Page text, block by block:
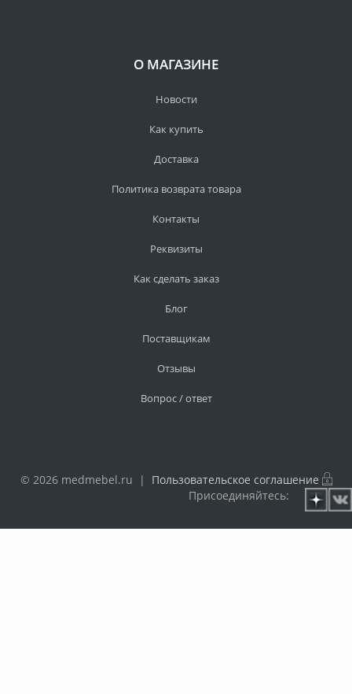
О МАГАЗИНЕ
Новости
Как купить
Доставка
Политика возврата товара
Контакты
Реквизиты
Как сделать заказ
Блог
Поставщикам
Отзывы
Вопрос / ответ
© 2026 medmebel.ru | Пользовательское соглашение
Присоединяйтесь: